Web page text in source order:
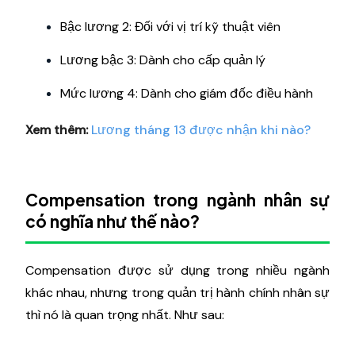
Bậc lương 2: Đối với vị trí kỹ thuật viên
Lương bậc 3: Dành cho cấp quản lý
Mức lương 4: Dành cho giám đốc điều hành
Xem thêm: Lương tháng 13 được nhận khi nào?
Compensation trong ngành nhân sự
có nghĩa như thế nào?
Compensation được sử dụng trong nhiều ngành
khác nhau, nhưng trong quản trị hành chính nhân sự
thì nó là quan trọng nhất. Như sau: